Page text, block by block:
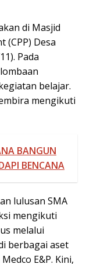
di Masjid
(CPP) Desa
Pada
belajar.
mengikuti
BANGUN
BENCANA
lulusan SMA
mengikuti
melalui
berbagai aset
E&P. Kini,